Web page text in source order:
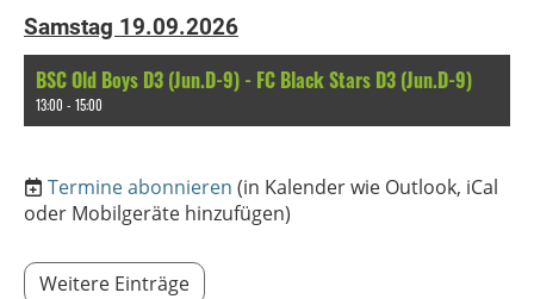
Samstag 19.09.2026
BSC Old Boys D3 (Jun.D-9) - FC Black Stars D3 (Jun.D-9)
13:00 - 15:00
Termine abonnieren (in Kalender wie Outlook, iCal
oder Mobilgeräte hinzufügen)
Weitere Einträge